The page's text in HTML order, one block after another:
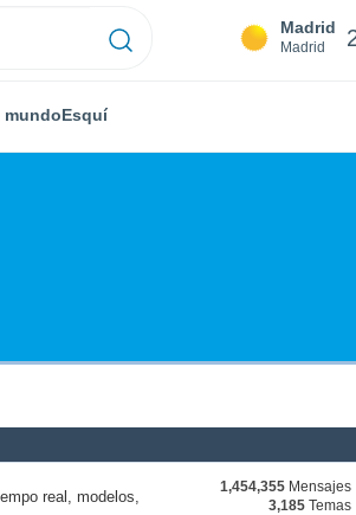
Madrid
Madrid
mundoEsquí
real, modelos,
1,454,355 Mensajes
3,185 Temas